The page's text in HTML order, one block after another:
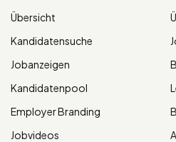
Übersicht
Kandidatensuche
Jobanzeigen
Kandidatenpool
Employer Branding
Jobvideos